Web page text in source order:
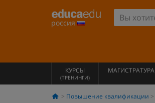
россия
КУРСЫ
(ТРЕНИНГИ)
МАГИСТРАТУРА
Повышение квалификации